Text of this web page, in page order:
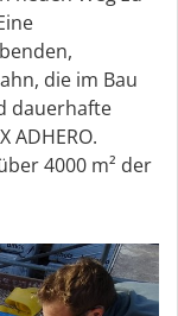
die im Bau
dauerhafte
ADHERO.
4000 m² der